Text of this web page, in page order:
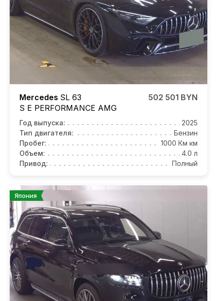
Mercedes SL 63
S E PERFORMANCE AMG
502 501 BYN
Год выпуска:
2025
Тип двигателя:
Бензин
Пробег:
1000 Км км
Объем:
4.0 л
Привод:
Полный
Япония